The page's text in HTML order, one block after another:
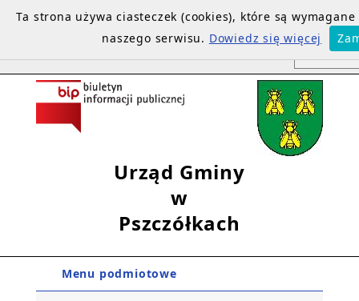
Urząd Gminy
w
Pszczółkach
Menu podmiotowe
Ta strona używa ciasteczek (cookies), które są
naszego serwisu. Dowiedz się więcej